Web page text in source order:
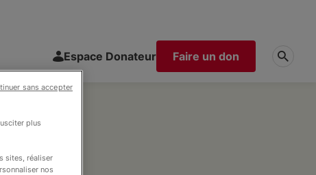
Espace Donateur Faire un don
plus
sites, réaliser
nos
sans accepter